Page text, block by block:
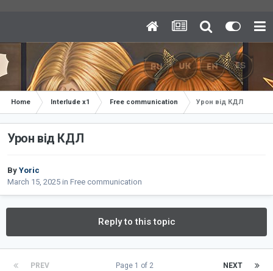
Home Interlude x1 Free communication Урон від КДЛ
Урон від КДЛ
By Yoric
March 15, 2025 in Free communication
Reply to this topic
PREV NEXT
Page 1 of 2